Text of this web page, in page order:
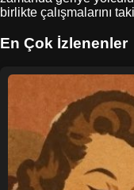
birlikte çalışmalarını
En Çok İzlenenler